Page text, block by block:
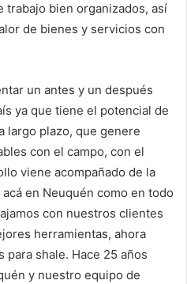
trabajo bien organizados, así
de bienes y servicios con
un antes y un después
ya que tiene el potencial de
largo plazo, que genere
con el campo, con el
viene acompañado de la
en Neuquén como en todo
con nuestros clientes
herramientas, ahora
shale. Hace 25 años
y nuestro equipo de